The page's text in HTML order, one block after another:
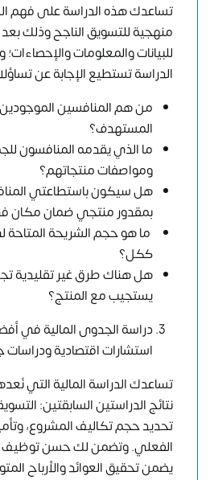
تساعدك هذه الدراسة على فهم
منهجية للتسويق الناجح وذلك
للبيانات والمعلومات
الدراسة تستطيع الإجابة عن
من هم المنافسين
المستهدف؟
ما الذي يقدمه المنافسون
ومواصفات منتجاتهم؟
هل سيكون باستطاعتي
بمقدور منتجي ضمان مكان
ما هو حجم الشريحة
ككل؟
هل هناك طرق غير تقليدية
يستجيب مع المنتج؟
دراسة الجدوى المالية في
استشارات اقتصادية
تساعدك الدراسة المالية التي
نتائج الدراستين السابقتين:
تحديد حجم تكاليف المشروع،
الفعلي. وتضمن لك حسن توظيف
يضمن تحقيق العوائد والأرباح